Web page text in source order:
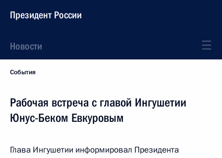
Президент России
Новости
События
Рабочая встреча с главой Ингушетии
Юнус-Беком Евкуровым
Глава Ингушетии информировал Президента